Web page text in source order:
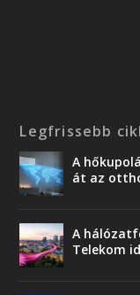
Legfrissebb
A
át az
A
Telekom